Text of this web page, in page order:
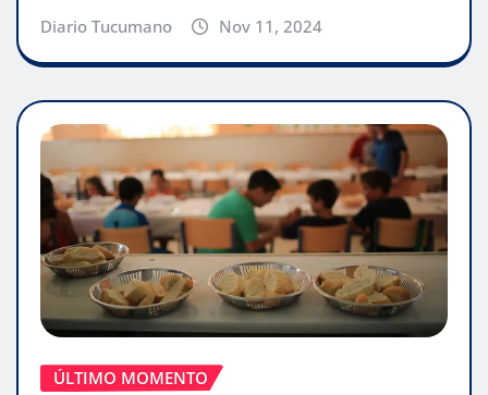
Diario Tucumano Nov 11, 2024
ÚLTIMO MOMENTO